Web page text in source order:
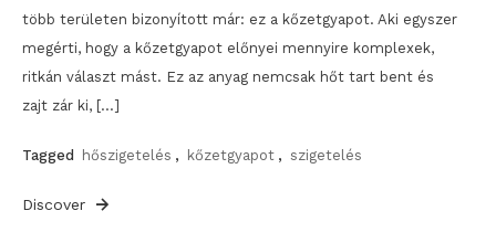
több területen bizonyított már: ez a kőzetgyapot. Aki egyszer
megérti, hogy a kőzetgyapot előnyei mennyire komplexek,
ritkán választ mást. Ez az anyag nemcsak hőt tart bent és
zajt zár ki, […]
Tagged hőszigetelés , kőzetgyapot , szigetelés
Discover